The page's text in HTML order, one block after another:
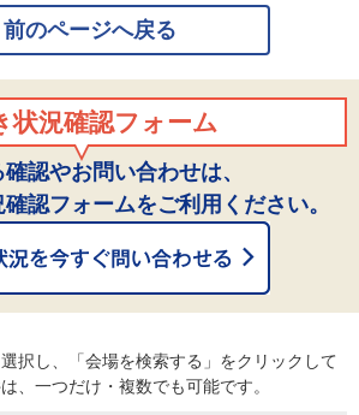
前のページへ戻る
状況確認フォーム
認やお問い合わせは、
認フォームをご利用ください。
択し、「会場を検索する」をクリックして
、一つだけ・複数でも可能です。